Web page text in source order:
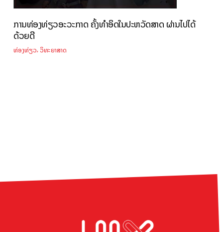
ການທ່ອງທ່ຽວອະວະກາດ ຄັ້ງທຳອິດໃນປະຫວັດສາດ ຜ່ານໄປໄດ້
ດ້ວຍດີ
ທ່ອງທ່ຽວ, ວິທະຍາສາດ